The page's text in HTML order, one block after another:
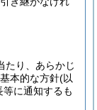
たり、あらかじ
本的な方針(以
等に通知するも